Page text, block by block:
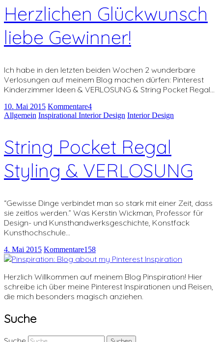
Herzlichen Glückwunsch
liebe Gewinner!
Ich habe in den letzten beiden Wochen 2 wunderbare
Verlosungen auf meinem Blog machen dürfen: Pinterest
Kinderzimmer Ideen & VERLOSUNG & String Pocket Regal…
10. Mai 2015 Kommentare4
Allgemein Inspirational Interior Design Interior Design
String Pocket Regal
Styling & VERLOSUNG
“Gewisse Dinge verbindet man so stark mit einer Zeit, dass
sie zeitlos werden.” Was Kerstin Wickman, Professor für
Design- und Kunsthandwerksgeschichte, Konstfack
Kunsthochschule…
4. Mai 2015 Kommentare158
Herzlich Willkommen auf meinem Blog Pinspiration! Hier
schreibe ich über meine Pinterest Inspirationen und Reisen,
die mich besonders magisch anziehen.
Suche